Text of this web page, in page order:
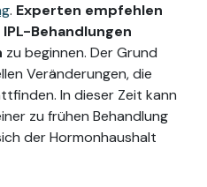
. Experten empfehlen
Behandlungen
zu beginnen. Der Grund
Veränderungen, die
In dieser Zeit kann
zu frühen Behandlung
der Hormonhaushalt